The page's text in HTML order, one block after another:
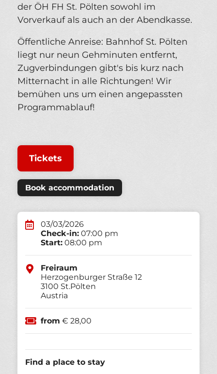
der ÖH FH St. Pölten sowohl im
Vorverkauf als auch an der Abendkasse.
Öffentliche Anreise: Bahnhof St. Pölten
liegt nur neun Gehminuten entfernt,
Zugverbindungen gibt's bis kurz nach
Mitternacht in alle Richtungen! Wir
bemühen uns um einen angepassten
Programmablauf!
Tickets
Book accommodation
03/03/2026
Check-in: 07:00 pm
Start: 08:00 pm
Freiraum
Herzogenburger Straße 12
3100 St.Pölten
Austria
from € 28,00
Find a place to stay